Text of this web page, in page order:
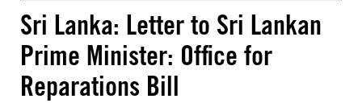
Sri Lanka: Letter to Sri Lankan
Prime Minister: Office for
Reparations Bill